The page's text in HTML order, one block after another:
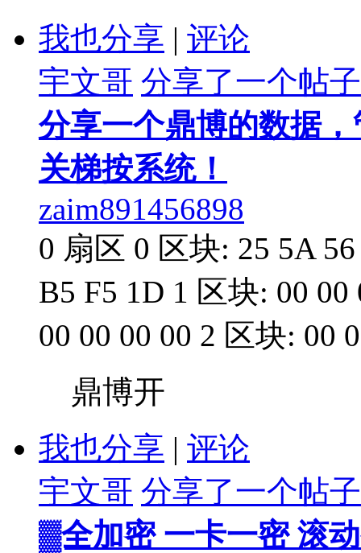
我也分享 | 评论
宇文哥 分享了一个帖子
分享一个鼎博的数据
关梯按系统！
zaim891456898
0 扇区 0 区块: 25 5A
B5 F5 1D 1 区块: 00 00
00 00 00 00 2 区块: 00
鼎博开
我也分享 | 评论
宇文哥 分享了一个帖子
▓全加密 一卡一密 滚